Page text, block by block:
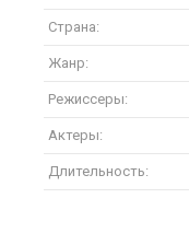
Страна:
Жанр:
Режиссеры:
Актеры:
Длительность: